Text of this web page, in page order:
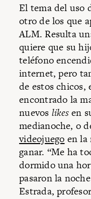
El tema del uso
otro de los que
ALM. Resulta
quiere que su
teléfono
internet, pero
de estos chicos,
encontrado la
nuevos likesen
medianoche, o
videojuego en la
ganar. “Me ha
dormido una
pasaron la
Estrada,